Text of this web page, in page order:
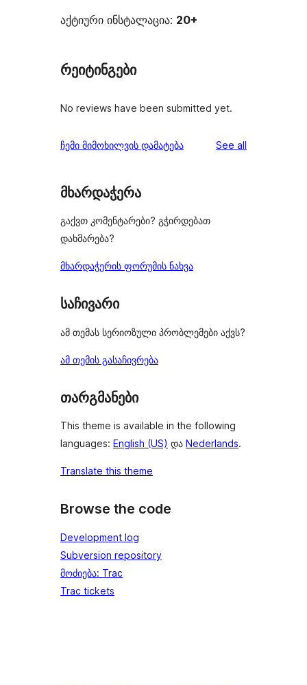
აქტიური ინსტალაცია: 20+
რეიტინგები
No reviews have been submitted yet.
ჩემი მიმოხილვის დამატება See all
მხარდაჭერა
გაქვთ კომენტარები? გჭირდებათ
დახმარება?
მხარდაჭერის ფორუმის ნახვა
საჩივარი
ამ თემას სერიოზული პრობლემები აქვს?
ამ თემის გასაჩივრება
თარგმანები
This theme is available in the following
languages: English (US) და Nederlands.
Translate this theme
Browse the code
Development log
Subversion repository
მოძიება: Trac
Trac tickets